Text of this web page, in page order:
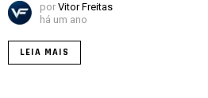
por Vitor Freitas
há um ano
LEIA MAIS